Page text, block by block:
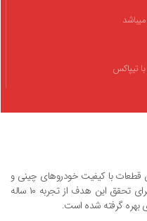
تیپاکس
قطعات با کیفیت خودروهای چینی و
ایرانی و قیمت رقابتی ایجاد شده است که برای تحقق این هدف از تجربه ۱۰ ساله
گرفته شده است.